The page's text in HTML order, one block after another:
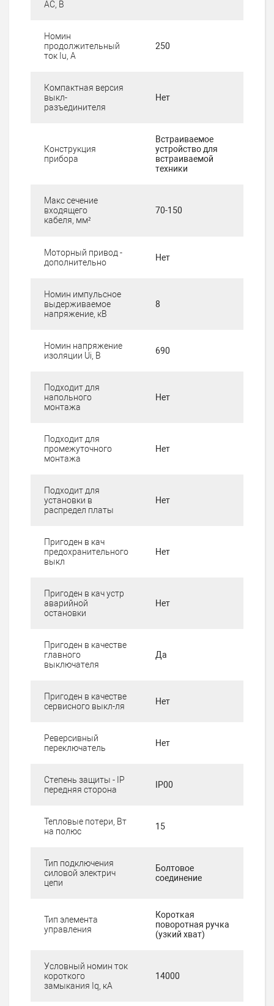
AC, В
Номин
продолжительный
ток Iu, А
250
Компактная версия
выкл-
разъединителя
Нет
Конструкция
прибора
Встраиваемое
устройство для
встраиваемой
техники
Макс сечение
входящего
кабеля, мм²
70-150
Моторный привод -
дополнительно
Нет
Номин импульсное
выдерживаемое
напряжение, кВ
8
Номин напряжение
изоляции Ui, В
690
Подходит для
напольного
монтажа
Нет
Подходит для
промежуточного
монтажа
Нет
Подходит для
установки в
распредел платы
Нет
Пригоден в кач
предохранительного
выкл
Нет
Пригоден в кач устр
аварийной
остановки
Нет
Пригоден в качестве
главного
выключателя
Да
Пригоден в качестве
сервисного выкл-ля
Нет
Реверсивный
переключатель
Нет
Степень защиты - IP
передняя сторона
IP00
Тепловые потери, Вт
на полюс
15
Тип подключения
силовой электрич
цепи
Болтовое
соединение
Тип элемента
управления
Короткая
поворотная ручка
(узкий хват)
Условный номин ток
короткого
замыкания Iq, кА
14000